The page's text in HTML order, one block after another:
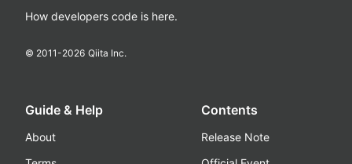
How developers code is here.
© 2011-2026 Qiita Inc.
Guide & Help
About
Contents
Release Note